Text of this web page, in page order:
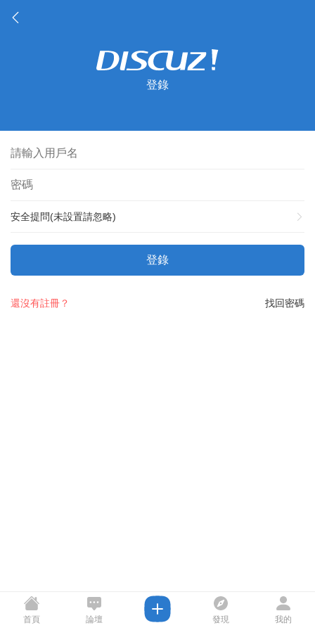
登錄
安全提問(未設置請忽略)
登錄
找回密碼
還沒有註冊？
首頁 論壇 發現 我的